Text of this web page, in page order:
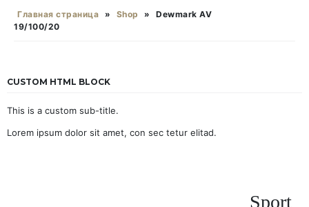
Главная страница » Shop »
Dewmark AV
19/100/20
CUSTOM HTML BLOCK
This is a custom sub-title.
Lorem ipsum dolor sit amet, con sec tetur elitad.
Sport